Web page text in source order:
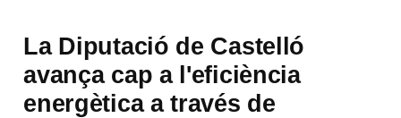
La Diputació de Castelló
avança cap a l'eficiència
energètica a través de